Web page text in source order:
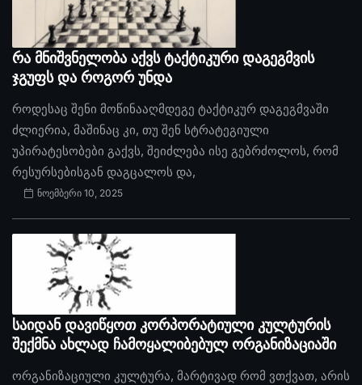
რა მნიშვნელობა აქვს ტაქტიკური დაგეგმვის
ჯგუფს და როგორ უნდა
როდესაც შენი მოწინააღმდეგე ტაქტიკურ დაგეგმვაში
ძლიერია, მაშინაც კი, თუ შენ სტრატეგიული
უპირატესობები გაქვს, შეიძლება ისე გებრძოლოს, რომ
რესურსებისგან დაგცალოს და,
ნოემბერი 10, 2025
საიდან დავიწყოთ კორპორატიული კულტურის
შექმნა ახლად ჩამოყალიბებულ ორგანიზაციაში
ორგანიზაციული კულტურა, მარტივად რომ ვთქვათ, არის